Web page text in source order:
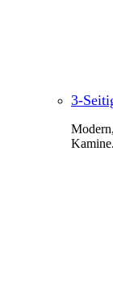
3-
Kamine.